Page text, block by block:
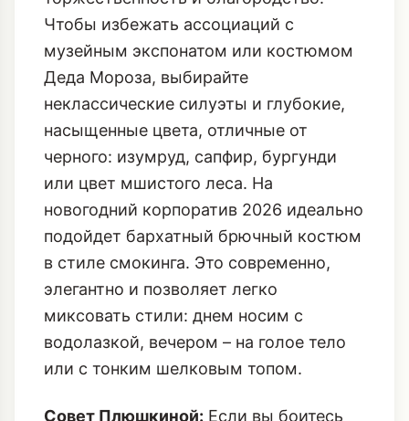
Бархат – это король зимних тканей. Он
сразу придает образу
торжественность и благородство.
Чтобы избежать ассоциаций с
музейным экспонатом или костюмом
Деда Мороза, выбирайте
неклассические силуэты и глубокие,
насыщенные цвета, отличные от
черного: изумруд, сапфир, бургунди
или цвет мшистого леса. На
новогодний корпоратив 2026
идеально
подойдет бархатный брючный костюм
в стиле смокинга. Это современно,
элегантно и позволяет легко
миксовать стили: днем носим с
водолазкой, вечером – на голое тело